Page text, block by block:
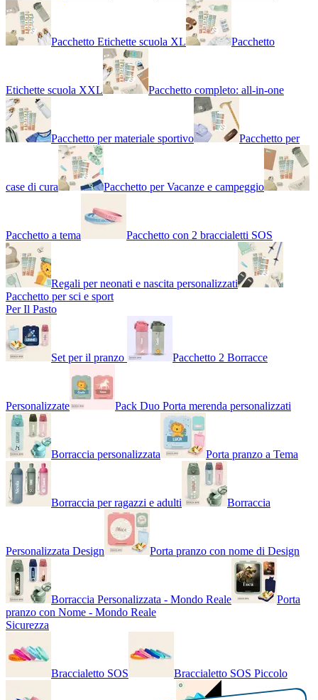
Pacchetto Etichette scuola XL Pacchetto
Etichette scuola XXL Pacchetto completo: all-in-one
Pacchetto per materiale sportivo Pacchetto per
case di cura Pacchetto per Vacanze e campeggio
Pacchetto a tema Pacchetto con 2 braccialetti SOS
Regali per neonati e nascita personalizzati
Pacchetto per sci e sport
Per Il Pasto
Set per il pranzo Pacchetto 2 Borracce
Personalizzate Pack Duo Porta merenda personalizzati
Borraccia personalizzata Porta pranzo a Tema
Borraccia per ragazzi e adulti Borraccia
Personalizzata Design Porta pranzo con nome di Design
Borraccia Personalizzata - Mondo Reale
Porta
pranzo con Nome - Mondo Reale
Sicurezza
Braccialetto SOS Braccialetto SOS Piccolo